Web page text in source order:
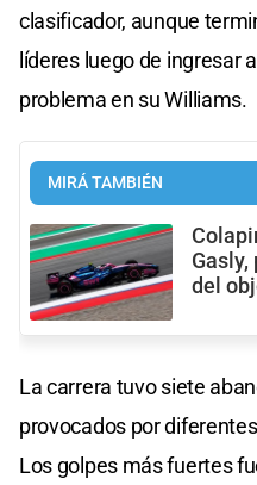
clasificador, aunque
líderes luego de ingresar
problema en su Williams.
MIRÁ TAMBIÉN
del
La carrera tuvo siete
provocados por
Los golpes más fuertes